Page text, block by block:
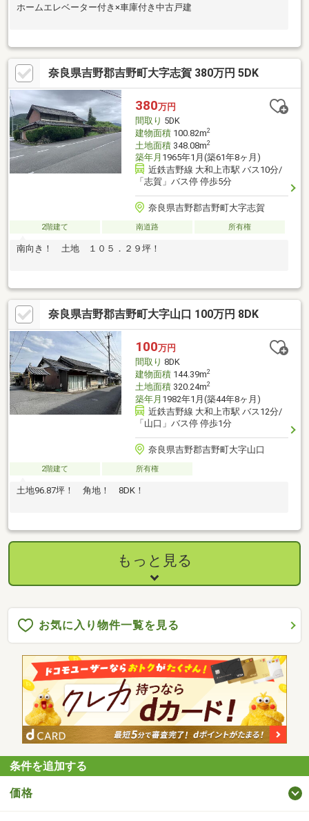
ホームエレベーター付き×車庫付き中古戸建
奈良県吉野郡吉野町大字志賀 380万円 5DK
380万円
間取り 5DK
建物面積100.82m2
土地面積348.08m2
築年月 1965年1月(築61年8ヶ月)
近鉄吉野線 大和上市駅 バス10分/
「志賀」バス停 停歩5分
奈良県吉野郡吉野町大字志賀
2階建て 南道路 所有権
南向き！ 土地 １０５．２９坪！
奈良県吉野郡吉野町大字山口 100万円 8DK
100万円
間取り 8DK
建物面積144.39m2
土地面積320.24m2
築年月 1982年1月(築44年8ヶ月)
近鉄吉野線 大和上市駅 バス12分/
「山口」バス停 停歩1分
奈良県吉野郡吉野町大字山口
2階建て 所有権
土地96.87坪！ 角地！ 8DK！
もっと見る
お気に入り物件一覧を見る
条件を追加する
価格